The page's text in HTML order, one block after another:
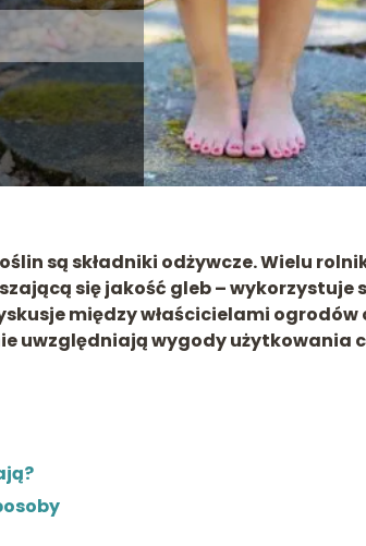
są składniki odżywcze. Wielu
się jakość gleb – wykorzystuje
między właścicielami
uwzględniają wygody użytkowania